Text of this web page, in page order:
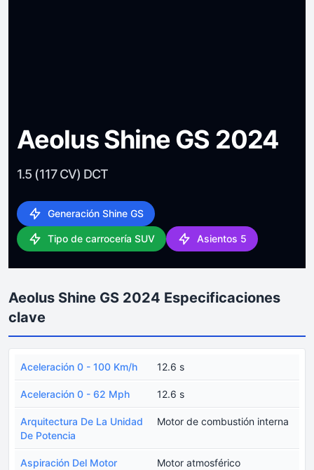
Aeolus Shine GS 2024
1.5 (117 CV) DCT
Generación Shine GS
Tipo de carrocería SUV Asientos 5
Aeolus Shine GS 2024 Especificaciones
clave
Aceleración 0 - 100 Km/h 12.6 s
Aceleración 0 - 62 Mph 12.6 s
Arquitectura De La Unidad
De Potencia
Motor de combustión interna
Aspiración Del Motor Motor atmosférico